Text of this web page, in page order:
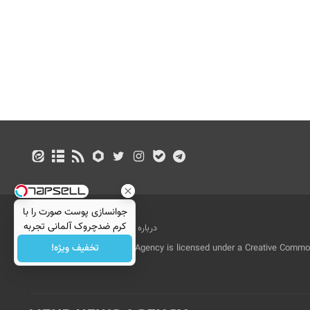
درباره ما تماس با ما
بازرگانی
All Content by Mehr News Agency is licensed under a Creative
License.
جوانسازی پوست صورت را با
کرم ضدچروک آلمانی تجربه
کنید!
تخفیف ویژه!